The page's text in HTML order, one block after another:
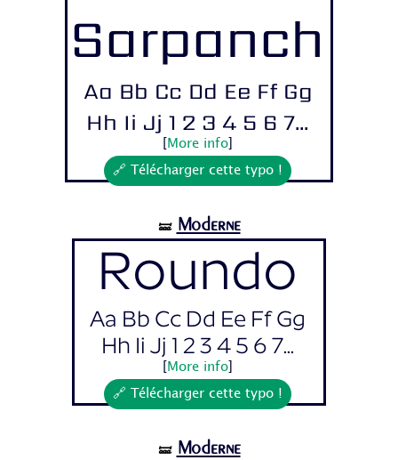
Sarpanch
Aa Bb Cc Dd Ee Ff Gg
Hh Ii Jj 1 2 3 4 5 6 7...
More info]
🔗 Télécharger cette typo !
🝛 Moderne
Roundo
Aa Bb Cc Dd Ee Ff Gg
Hh Ii Jj 1 2 3 4 5 6 7...
More info]
🔗 Télécharger cette typo !
🝛 Moderne